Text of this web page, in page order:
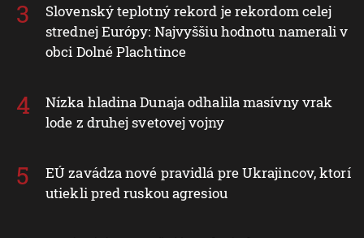
Slovenský teplotný rekord je rekordom celej
strednej Európy: Najvyššiu hodnotu namerali v
obci Dolné Plachtince
Nízka hladina Dunaja odhalila masívny vrak
lode z druhej svetovej vojny
EÚ zavádza nové pravidlá pre Ukrajincov, ktorí
utiekli pred ruskou agresiou